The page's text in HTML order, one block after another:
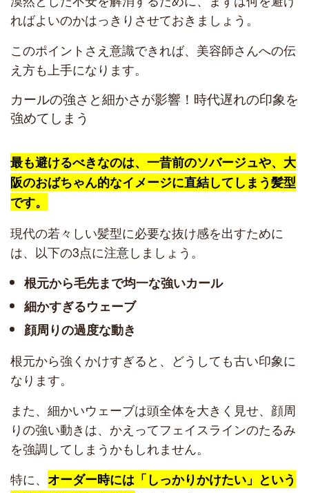
ればよいのかはっきりさせておきましょう。
このポイントさえ意識できれば、美容師さんへの伝
え方も上手になります。
カールの強さと細かさが影響！時代遅れの印象を
強めてしまう
最も避けるべきなのは、一昔前のソバージュや、大
阪のおばちゃん的なイメージに直結してしまう髪型
です。
現代の若々しい髪型に必要な抜け感を出すために
は、以下の3点に注意しましょう。
根元から毛先まで均一な強いカール
細かすぎるウェーブ
顔周りの過度な動き
根元から強くかけすぎると、どうしても古い印象に
なります。
また、細かいウェーブは頭全体を大きく見せ、顔周
りの強い動きは、かえってフェイスラインのたるみ
を強調してしまうかもしれません。
特に、 オーダー時には「しっかりかけたい」という